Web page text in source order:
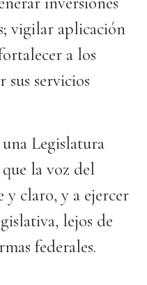
vigilar aplicación
a los
servicios
Legislatura
la voz del
y claro, y a ejercer
lejos de
federales.